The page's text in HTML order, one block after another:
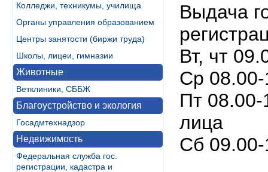
Колледжи, техникумы, училища
Органы управления образованием
Центры занятости (биржи труда)
Школы, лицеи, гимназии
Животные
Ветклиники, СББЖ
Благоустройство и экология
Госадмтехнадзор
Недвижимость
Федеральная служба гос.
регистрации, кадастра и
Выдача
Вт, чт
Ср
Пт
лица
Сб